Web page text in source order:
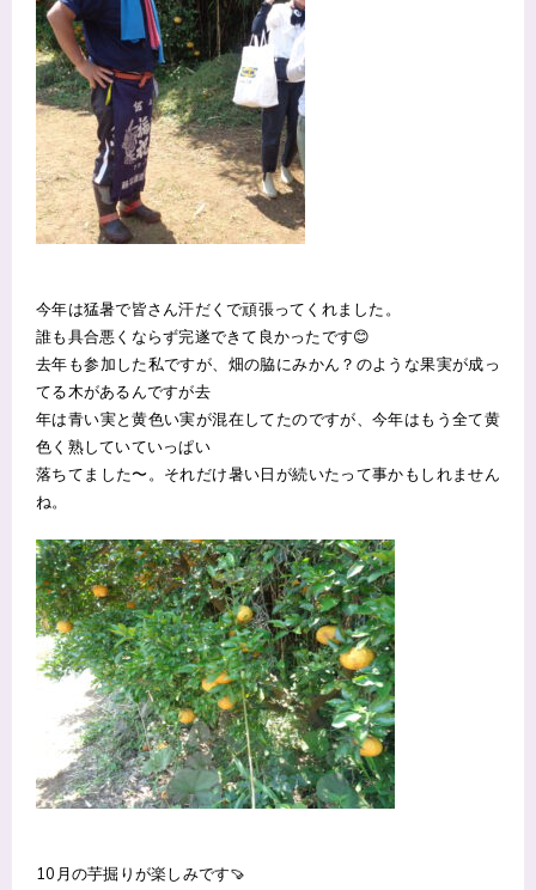
今年は猛暑で皆さん汗だくで頑張ってくれました。
誰も具合悪くならず完遂できて良かったです😊
去年も参加した私ですが、畑の脇にみかん？のような果実が成っ
てる木があるんですが去
年は青い実と黄色い実が混在してたのですが、今年はもう全て黄
色く熟していていっぱい
落ちてました〜。それだけ暑い日が続いたって事かもしれません
ね。
10月の芋掘りが楽しみです🍠